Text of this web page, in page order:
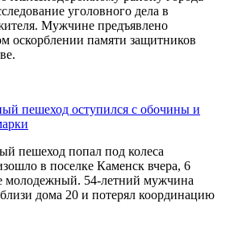
уголовного дела в
Мужчине предъявлено
оскорблении памяти защитников
пешеход оступился с обочины и
пешеход попал под колеса
в поселке Каменск вчера, 6
молодежный. 54-летний мужчина
дома 20 и потерял координацию